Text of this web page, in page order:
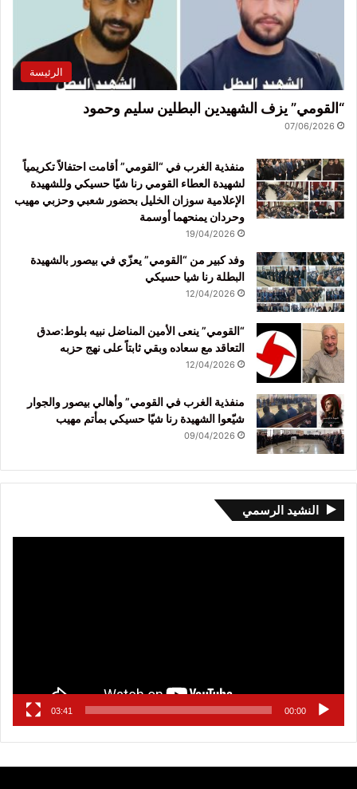
الرئيسة
“القومي” يزف الشهيدين البطلين سليم وحمود
07/06/2026
منفذية الغرب في “القومي” أقامت احتفالاً تكريمياً
لشهيدة العطاء القومي رنا شيّا حسيكي وللشهيدة
الإعلامية سوزان الخليل بحضور شعبي وحزبي مهيب
وحردان يمنحهما أوسمة
19/04/2026
وفد كبير من “القومي” يعزّي في بيصور بالشهيدة
البطلة رنا شيا حسيكي
12/04/2026
“القومي” ينعى الأمين المناضل نبيه بلوط:صدق
التعاقد مع سعاده وبقي ثابتاً على نهج حزبه
12/04/2026
منفذية الغرب في القومي” وأهالي بيصور والجوار
شيّعوا الشهيدة رنا شيّا حسيكي بمأتم مهيب
09/04/2026
النشيد الرسمي
00:00
03:41